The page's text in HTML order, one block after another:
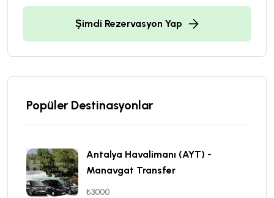
Şimdi Rezervasyon Yap
Popüler Destinasyonlar
Antalya Havalimanı (AYT) -
Manavgat Transfer
₺3000